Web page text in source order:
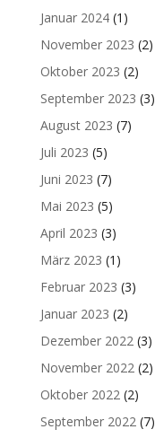
Januar 2024(1)
November 2023 (2)
Oktober 2023 (2)
September 2023 (3)
August 2023 (7)
Juli 2023 (5)
Juni 2023 (7)
Mai 2023 (5)
April 2023 (3)
März 2023 (1)
Februar 2023 (3)
Januar 2023 (2)
Dezember 2022 (3)
November 2022 (2)
Oktober 2022 (2)
September 2022 (7)